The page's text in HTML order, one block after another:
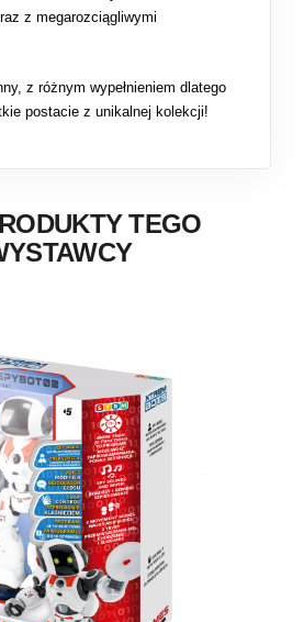
z megarozciągliwymi
z różnym wypełnieniem dlatego
postacie z unikalnej kolekcji!
TEGO